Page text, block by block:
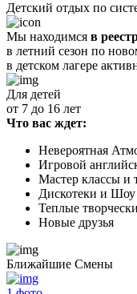
Детский отдых по
Мы находимся в
в летний сезон по
в детском лагере
Для детей
от 7 до 16 лет
Что вас ждет:
Невероятная
Игровой
Мастер классы и
Дискотеки и Шоу
Теплые
Новые друзья
Ближайшие Смены